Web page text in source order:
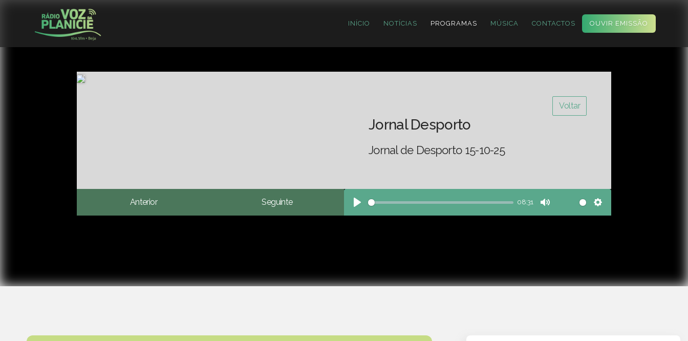
INÍCIO NOTÍCIAS PROGRAMAS MÚSICA CONTACTOS OUVIR EMISSÃO
Voltar
Jornal Desporto
Jornal de Desporto 15-10-25
Anterior Seguinte
Play
08:31
Mute Settings